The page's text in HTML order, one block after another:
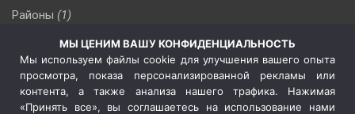
Районы (1)
(510)
Сельское хозяйство (3)
Социальная политика
(3)
Спецоперация в Украине
МЫ ЦЕНИМ ВАШУ КОНФИДЕНЦИАЛЬНОСТЬ
Мы используем файлы cookie для улучшения вашего опыта
просмотра, показа персонализированной рекламы или
контента, а также анализа нашего трафика. Нажимая
«Принять все», вы соглашаетесь на использование нами